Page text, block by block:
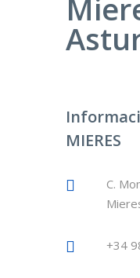
MIERES
C.
+34